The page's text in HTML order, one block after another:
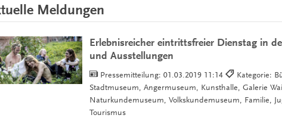
Meldungen
Erlebnisreicher eintrittsfreier Dienstag in
und Ausstellungen
Pressemitteilung:01.03.2019 11:14
Kategorie:
Stadtmuseum, Angermuseum, Kunsthalle, Galerie
Naturkundemuseum, Volkskundemuseum, Familie,
Tourismus